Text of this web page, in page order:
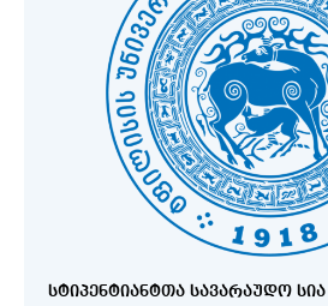
ᲡᲢᲘᲞᲔᲜᲢᲘᲐᲜᲢᲗᲐ ᲡᲐᲕᲐᲠᲐᲣᲓᲝ ᲡᲘᲐ